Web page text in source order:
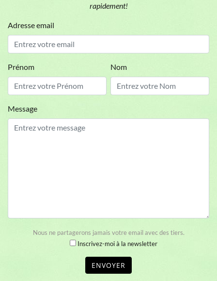
rapidement!
Adresse email
Prénom Nom
Message
Nous ne partagerons jamais votre email avec des tiers.
Inscrivez-moi à la newsletter
ENVOYER